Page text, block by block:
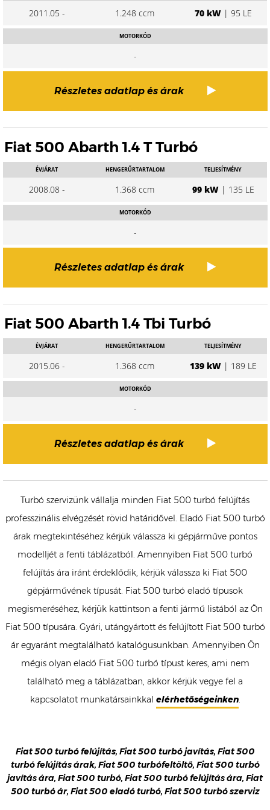
2011.05 - 1.248 ccm 70 kW| 95 LE
MOTORKÓD
-
Részletes adatlap és árak
Fiat 500 Abarth 1.4 T Turbó
ÉVJÁRAT
2008.08 -
HENGERŰRTARTALOM
1.368 ccm
TELJESÍTMÉNY
99 kW| 135 LE
MOTORKÓD
-
Részletes adatlap és árak
Fiat 500 Abarth 1.4 Tbi Turbó
ÉVJÁRAT
2015.06 -
HENGERŰRTARTALOM
1.368 ccm
TELJESÍTMÉNY
139 kW| 189 LE
MOTORKÓD
-
Részletes adatlap és árak
Turbó szervizünk vállalja minden Fiat 500 turbó felújítás
professzinális elvégzését rövid határidővel. Eladó Fiat 500 turbó
árak megtekintéséhez kérjük válassza ki gépjárműve pontos
modelljét a fenti táblázatból. Amennyiben Fiat 500 turbó
felújítás ára iránt érdeklődik, kérjük válassza ki Fiat 500
gépjárművének típusát. Fiat 500 turbó eladó típusok
megismeréséhez, kérjük kattintson a fenti jármű listából az Ön
Fiat 500 típusára. Gyári, utángyártott és felújított Fiat 500 turbó
ár egyaránt megtalálható katalógusunkban. Amennyiben Ön
mégis olyan eladó Fiat 500 turbó típust keres, ami nem
található meg a táblázatban, akkor kérjük vegye fel a
kapcsolatot munkatársainkkal elérhetőségeinken.
Fiat 500 turbó felújítás, Fiat 500 turbó javítás, Fiat 500
turbó felújítás árak, Fiat 500 turbófeltöltő, Fiat 500 turbó
javítás ára, Fiat 500 turbó, Fiat 500 turbó felújítás ára, Fiat
500 turbó ár, Fiat 500 eladó turbó, Fiat 500 turbó szerviz